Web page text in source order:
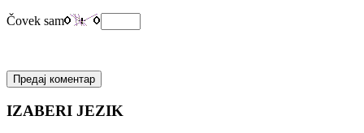
Čovek sam
IZABERI JEZIK